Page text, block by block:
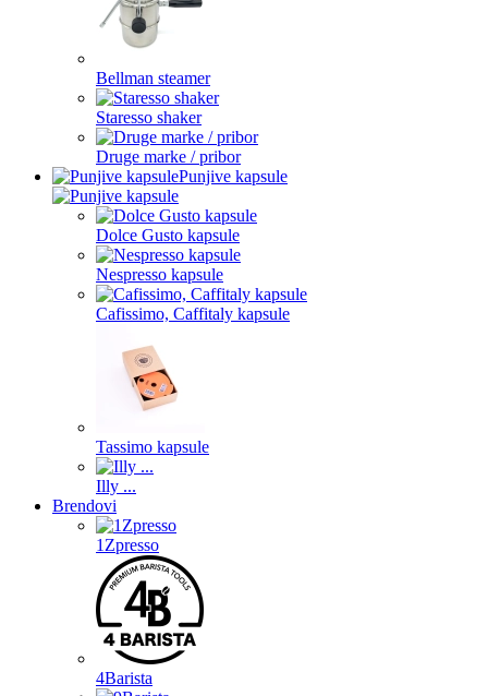
Bellman steamer
Staresso shaker
Druge marke / pribor
Punjive kapsule
Dolce Gusto kapsule
Nespresso kapsule
Cafissimo, Caffitaly kapsule
Tassimo kapsule
Illy ...
Brendovi
1Zpresso
4Barista